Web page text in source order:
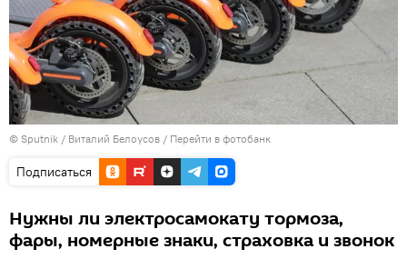
© Sputnik / Виталий Белоусов / Перейти в фотобанк
Подписаться
Нужны ли электросамокату тормоза,
фары, номерные знаки, страховка и звонок